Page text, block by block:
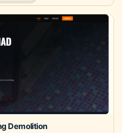
en una pestaña nueva.
Demolition